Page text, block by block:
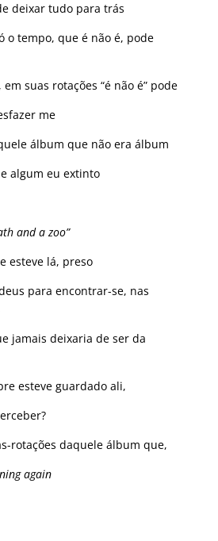
deixar tudo para trás
o tempo, que é não é, pode
suas rotações “é não é” pode
me
álbum que não era álbum
algum eu extinto
and a zoo”
esteve lá, preso
para encontrar-se, nas
jamais deixaria de ser da
esteve guardado ali,
rotações daquele álbum que,
again